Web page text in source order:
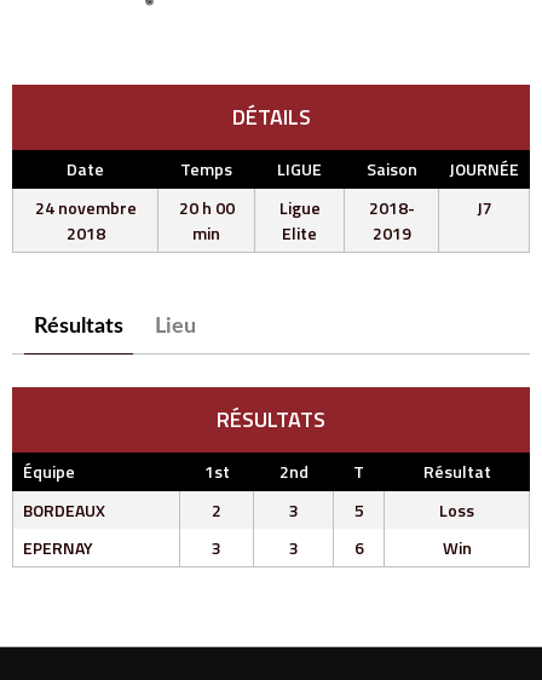
DÉTAILS
Date Temps LIGUE Saison
JOURNÉE
24 novembre
2018
20 h 00
min
Ligue
Elite
2018-
2019
J7
Résultats Lieu
RÉSULTATS
Équipe 1st 2nd T
Résultat
BORDEAUX
2 3 5
Loss
EPERNAY
3 3 6 Win